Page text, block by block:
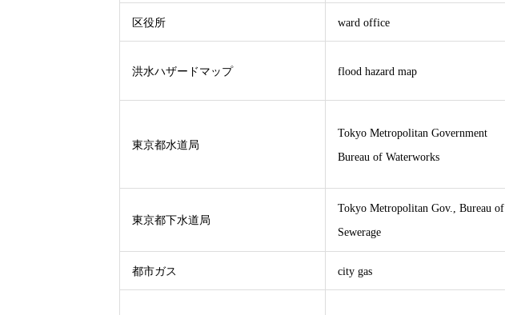
区役所 ward office
洪水ハザードマップ flood hazard map
東京都水道局
Tokyo Metropolitan Government
Bureau of Waterworks
東京都下水道局
Tokyo Metropolitan Gov., Bureau of
Sewerage
都市ガス city gas